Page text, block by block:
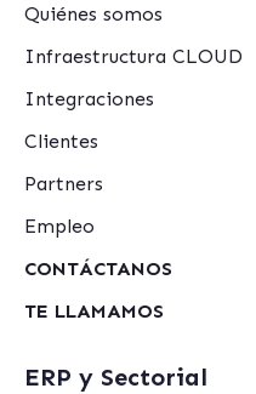
Quiénes somos
Infraestructura CLOUD
Integraciones
Clientes
Partners
Empleo
CONTÁCTANOS
TE LLAMAMOS
ERP y Sectorial